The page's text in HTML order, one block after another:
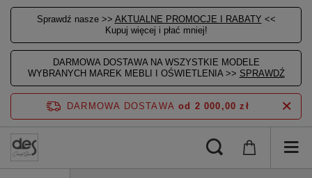
Sprawdź nasze >> AKTUALNE PROMOCJE I RABATY <<
Kupuj więcej i płać mniej!
DARMOWA DOSTAWA NA WSZYSTKIE MODELE
WYBRANYCH MAREK MEBLI I OŚWIETLENIA >> SPRAWDŹ
DARMOWA DOSTAWA od 2 000,00 zł